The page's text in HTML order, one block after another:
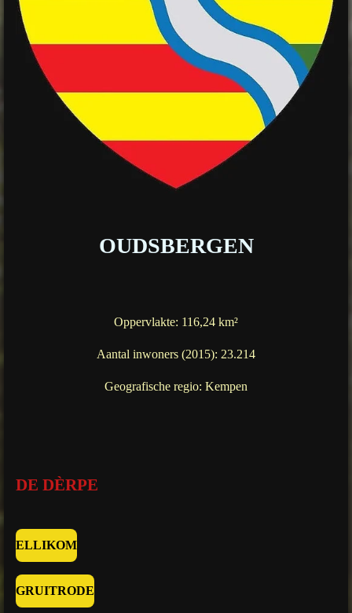
OUDSBERGEN
Oppervlakte: 116,24 km²
Aantal inwoners (2015): 23.214
Geografische regio: Kempen
DE DÈRPE
ELLIKOM
GRUITRODE